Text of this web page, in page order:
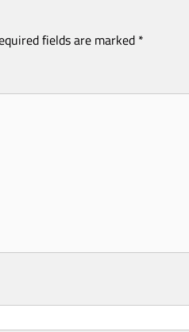
fields are marked *